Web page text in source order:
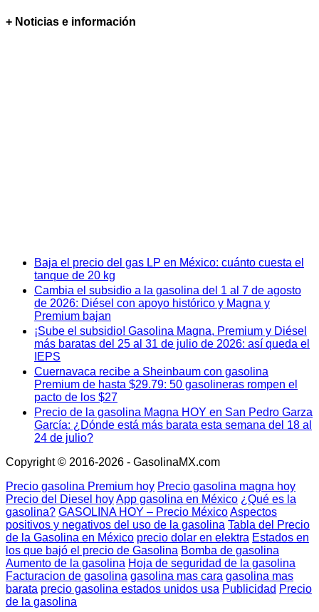
+ Noticias e información
Baja el precio del gas LP en México: cuánto cuesta el
tanque de 20 kg
Cambia el subsidio a la gasolina del 1 al 7 de agosto
de 2026: Diésel con apoyo histórico y Magna y
Premium bajan
¡Sube el subsidio! Gasolina Magna, Premium y Diésel
más baratas del 25 al 31 de julio de 2026: así queda el
IEPS
Cuernavaca recibe a Sheinbaum con gasolina
Premium de hasta $29.79: 50 gasolineras rompen el
pacto de los $27
Precio de la gasolina Magna HOY en San Pedro Garza
García: ¿Dónde está más barata esta semana del 18 al
24 de julio?
Copyright © 2016-2026 - GasolinaMX.com
Precio gasolina Premium hoy Precio gasolina magna hoy
Precio del Diesel hoyApp gasolina en México ¿Qué es la
gasolina? GASOLINA HOY – Precio MéxicoAspectos
positivos y negativos del uso de la gasolina Tabla del Precio
de la Gasolina en México precio dolar en elektra Estados en
los que bajó el precio de Gasolina Bomba de gasolina
Aumento de la gasolina Hoja de seguridad de la gasolina
Facturacion de gasolina gasolina mas cara gasolina mas
barata precio gasolina estados unidos usa Publicidad Precio
de la gasolina